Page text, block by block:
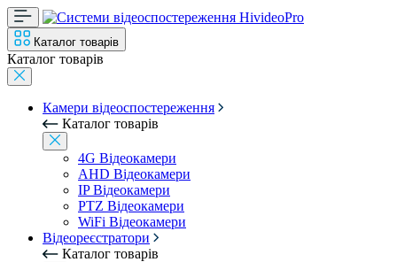
Каталог товарів
Каталог товарів
Камери відеоспостереження
Каталог товарів
4G Відеокамери
AHD Відеокамери
IP Відеокамери
PTZ Відеокамери
WiFi Відеокамери
Відеореєстратори
Каталог товарів